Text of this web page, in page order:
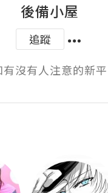
後備小屋
追蹤
有沒有人注意的新